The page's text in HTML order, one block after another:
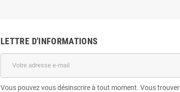
LETTRE D'INFORMATIONS
Vous pouvez vous désinscrire à tout moment. Vous